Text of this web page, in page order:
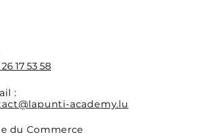
17 53 58
:
academy.lu
du Commerce